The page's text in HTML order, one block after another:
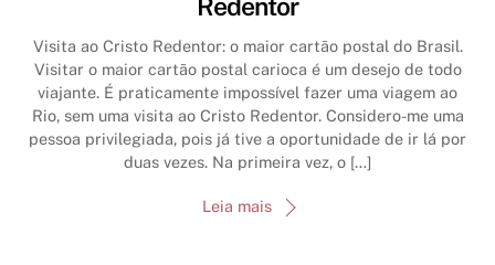
Redentor
Visita ao Cristo Redentor: o maior cartão postal do Brasil.
Visitar o maior cartão postal carioca é um desejo de todo
viajante. É praticamente impossível fazer uma viagem ao
Rio, sem uma visita ao Cristo Redentor. Considero-me uma
pessoa privilegiada, pois já tive a oportunidade de ir lá por
duas vezes. Na primeira vez, o […]
Leia mais